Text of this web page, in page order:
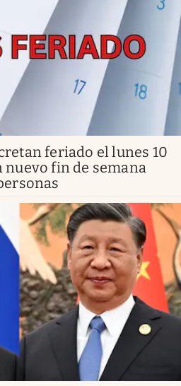
feriado el lunes 10
nuevo fin de semana